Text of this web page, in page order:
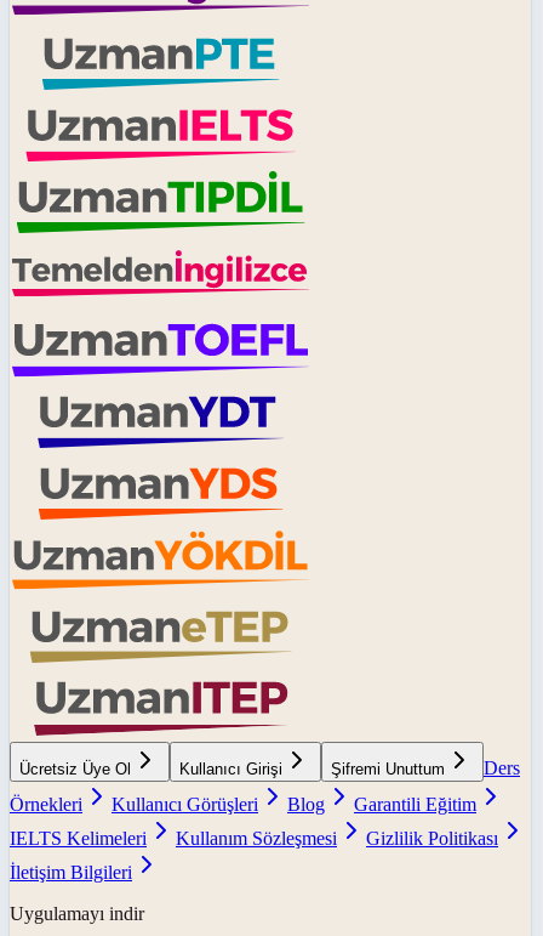
Ücretsiz Üye Ol Kullanıcı Girişi Şifremi Unuttum
Ders
Örnekleri
Kullanıcı Görüşleri Blog
Garantili Eğitim
IELTS Kelimeleri
Kullanım Sözleşmesi
Gizlilik Politikası
İletişim Bilgileri
Uygulamayı indir